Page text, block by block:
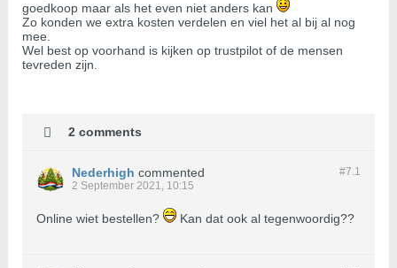
goedkoop maar als het even niet anders kan
Zo konden we extra kosten verdelen en viel het al bij al nog
mee.
Wel best op voorhand is kijken op trustpilot of de mensen
tevreden zijn.
2 comments
#7.1
Nederhigh commented
2 September 2021, 10:15
Online wiet bestellen? Kan dat ook al tegenwoordig??